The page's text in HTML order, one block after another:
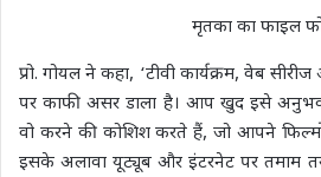
मृतका का फाइल
प्रो. गोयल ने कहा, ‘टीवी कार्यक्रम, वेब
पर काफी असर डाला है। आप खुद इसे
वो करने की कोशिश करते हैं, जो आपने फिल्मों
इसके अलावा यूट्यूब और इंटरनेट पर तमाम